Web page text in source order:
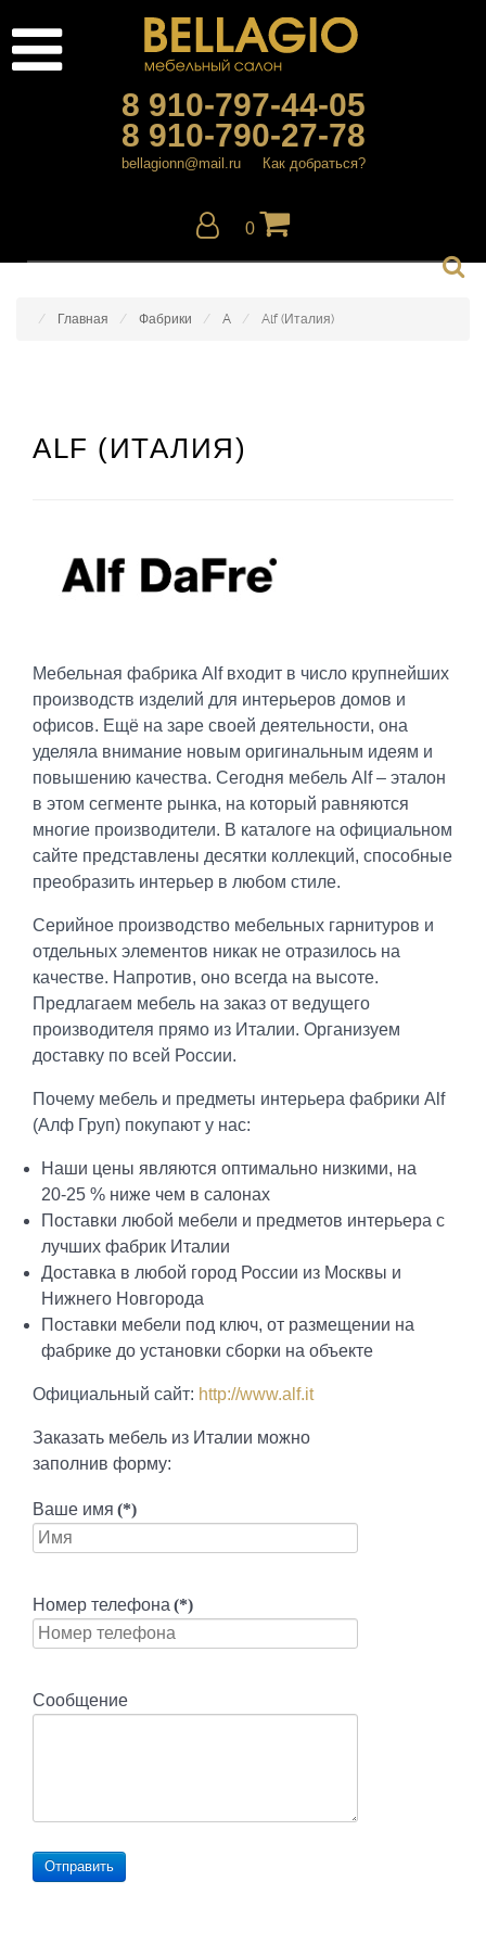
8 910-797-44-05
8 910-790-27-78
bellagionn@mail.ru Как добраться?
0
Главная Фабрики A Alf (Италия)
ALF (ИТАЛИЯ)
Мебельная фабрика Alf входит в число крупнейших
производств изделий для интерьеров домов и
офисов. Ещё на заре своей деятельности, она
уделяла внимание новым оригинальным идеям и
повышению качества. Сегодня мебель Alf – эталон
в этом сегменте рынка, на который равняются
многие производители. В каталоге на официальном
сайте представлены десятки коллекций, способные
преобразить интерьер в любом стиле.
Серийное производство мебельных гарнитуров и
отдельных элементов никак не отразилось на
качестве. Напротив, оно всегда на высоте.
Предлагаем мебель на заказ от ведущего
производителя прямо из Италии. Организуем
доставку по всей России.
Почему мебель и предметы интерьера фабрики Alf
(Алф Груп) покупают у нас:
Наши цены являются оптимально низкими, на
20-25 % ниже чем в салонах
Поставки любой мебели и предметов интерьера с
лучших фабрик Италии
Доставка в любой город России из Москвы и
Нижнего Новгорода
Поставки мебели под ключ, от размещении на
фабрике до установки сборки на объекте
Официальный сайт: http://www.alf.it
Заказать мебель из Италии можно
заполнив форму:
Ваше имя (*)
Номер телефона (*)
Сообщение
Отправить